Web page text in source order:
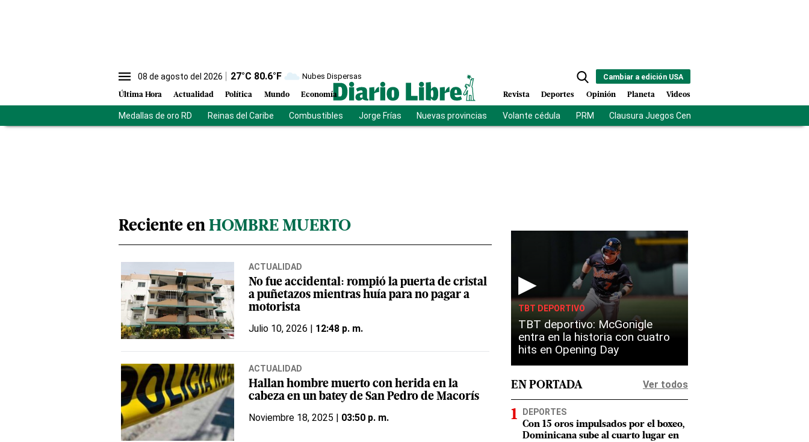
08 de agosto del 2026 27°C 80.6°F Nubes Dispersas
Última Hora Actualidad Política Mundo Economía
Cambiar a edición USA
Revista Deportes Opinión Planeta Videos
Medallas de oro RD Reinas del Caribe Combustibles Jorge Frías Nuevas provincias Volante cédula PRM Clausura Juegos Centroamericanos
Reciente en HOMBRE MUERTO
ACTUALIDAD
No fue accidental: rompió la puerta de cristal
a puñetazos mientras huía para no pagar a
motorista
Julio 10, 2026 | 12:48 p. m.
ACTUALIDAD
Hallan hombre muerto con herida en la
cabeza en un batey de San Pedro de Macorís
Noviembre 18, 2025 | 03:50 p. m.
▶
TBT DEPORTIVO
TBT deportivo: McGonigle
entra en la historia con cuatro
hits en Opening Day
EN PORTADA Ver todos
DEPORTES
Con 15 oros impulsados por el boxeo,
Dominicana sube al cuarto lugar en